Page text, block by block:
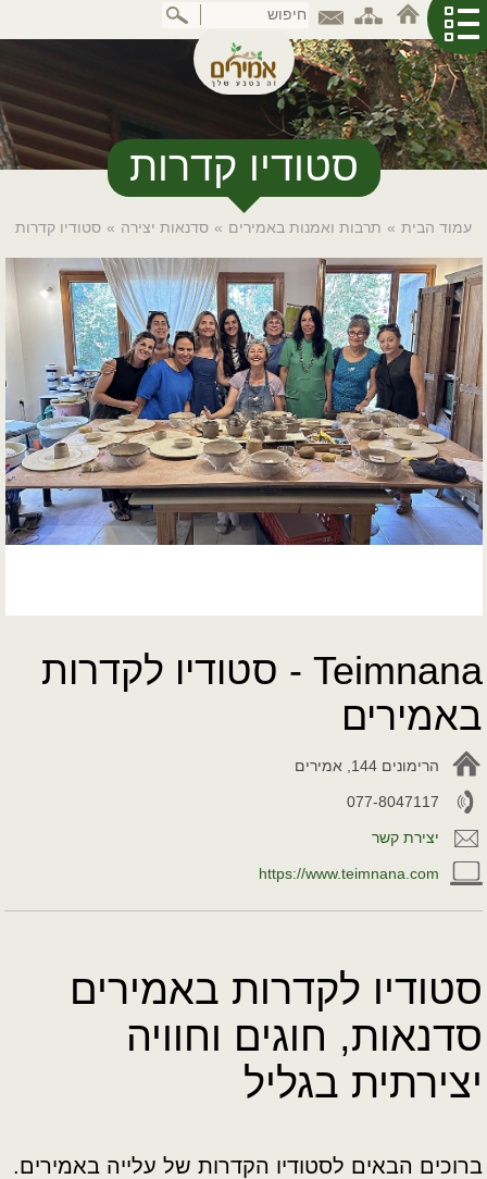
סטודיו קדרות
עמוד הבית » תרבות ואמנות באמירים » סדנאות יצירה » סטודיו קדרות
Teimnana - סטודיו לקדרות
באמירים
הרימונים 144, אמירים
077-8047117
יצירת קשר
https://www.teimnana.com
סטודיו לקדרות באמירים
סדנאות, חוגים וחוויה
יצירתית בגליל
ברוכים הבאים לסטודיו הקדרות של עלייה באמירים.